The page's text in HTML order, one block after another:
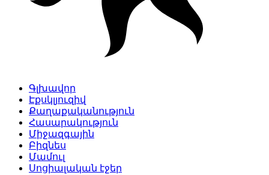
Գլխավոր
Էքսկլյուզիվ
Քաղաքականություն
Հասարակություն
Միջազգային
Բիզնես
Մամուլ
Սոցիալական էջեր